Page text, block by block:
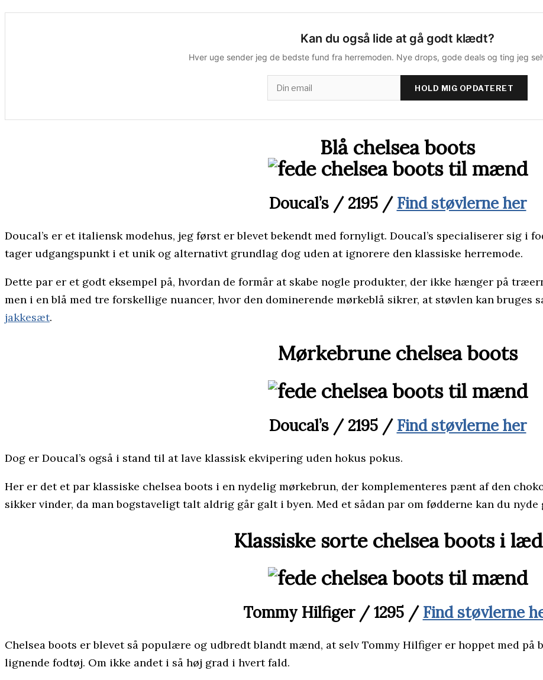
Kan du også lide at gå godt klædt?
Hver uge sender jeg de bedste fund fra herremoden. Nye drops, gode deals og ting jeg
HOLD MIG OPDATERET
Blå chelsea boots
Doucal’s / 2195 / Find støvlerne her
Doucal’s er et italiensk modehus, jeg først er blevet bekendt med fornyligt. Doucal’s specialiserer sig i
tager udgangspunkt i et unik og alternativt grundlag dog uden at ignorere den klassiske herremode.
Dette par er et godt eksempel på, hvordan de formår at skabe nogle produkter, der ikke hænger på
men i en blå med tre forskellige nuancer, hvor den dominerende mørkeblå sikrer, at støvlen kan bruges
jakkesæt.
Mørkebrune chelsea boots
Doucal’s / 2195 / Find støvlerne her
Dog er Doucal’s også i stand til at lave klassisk ekvipering uden hokus pokus.
Her er det et par klassiske chelsea boots i en nydelig mørkebrun, der komplementeres pænt af den
sikker vinder, da man bogstaveligt talt aldrig går galt i byen. Med et sådan par om fødderne kan du
Klassiske sorte chelsea boots i
Tommy Hilfiger / 1295 / Find støvlerne
Chelsea boots er blevet så populære og udbredt blandt mænd, at selv Tommy Hilfiger er hoppet med
lignende fodtøj. Om ikke andet i så høj grad i hvert fald.